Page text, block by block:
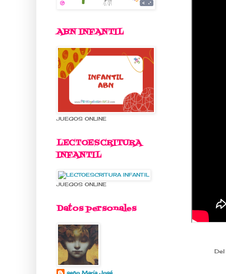
Del
ABN INFANTIL
JUEGOS ONLINE
LECTOESCRITURA
INFANTIL
JUEGOS ONLINE
Datos personales
seño María José